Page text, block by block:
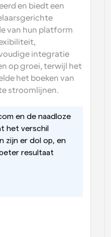
en biedt een
van hun platform
integratie
op groei, terwijl het
het boeken van
stroomlijnen.
en de naadloze
het verschil
zijn er dol op, en
resultaat